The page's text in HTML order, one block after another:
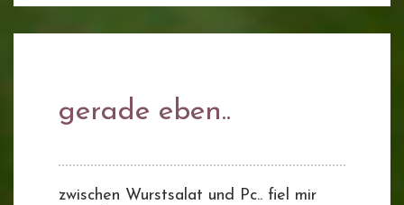
gerade eben..
zwischen Wurstsalat und Pc.. fiel mir